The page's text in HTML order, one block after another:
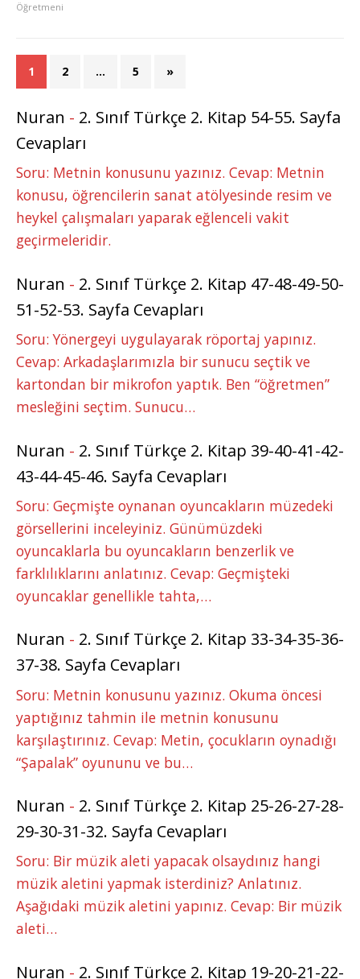
Öğretmeni
1 2 … 5 »
Nuran - 2. Sınıf Türkçe 2. Kitap 54-55. Sayfa
Cevapları
Soru: Metnin konusunu yazınız. Cevap: Metnin
konusu, öğrencilerin sanat atölyesinde resim ve
heykel çalışmaları yaparak eğlenceli vakit
geçirmeleridir.
Nuran - 2. Sınıf Türkçe 2. Kitap 47-48-49-50-
51-52-53. Sayfa Cevapları
Soru: Yönergeyi uygulayarak röportaj yapınız.
Cevap: Arkadaşlarımızla bir sunucu seçtik ve
kartondan bir mikrofon yaptık. Ben “öğretmen”
mesleğini seçtim. Sunucu…
Nuran - 2. Sınıf Türkçe 2. Kitap 39-40-41-42-
43-44-45-46. Sayfa Cevapları
Soru: Geçmişte oynanan oyuncakların müzedeki
görsellerini inceleyiniz. Günümüzdeki
oyuncaklarla bu oyuncakların benzerlik ve
farklılıklarını anlatınız. Cevap: Geçmişteki
oyuncaklar genellikle tahta,…
Nuran - 2. Sınıf Türkçe 2. Kitap 33-34-35-36-
37-38. Sayfa Cevapları
Soru: Metnin konusunu yazınız. Okuma öncesi
yaptığınız tahmin ile metnin konusunu
karşılaştırınız. Cevap: Metin, çocukların oynadığı
“Şapalak” oyununu ve bu…
Nuran - 2. Sınıf Türkçe 2. Kitap 25-26-27-28-
29-30-31-32. Sayfa Cevapları
Soru: Bir müzik aleti yapacak olsaydınız hangi
müzik aletini yapmak isterdiniz? Anlatınız.
Aşağıdaki müzik aletini yapınız. Cevap: Bir müzik
aleti…
Nuran - 2. Sınıf Türkçe 2. Kitap 19-20-21-22-